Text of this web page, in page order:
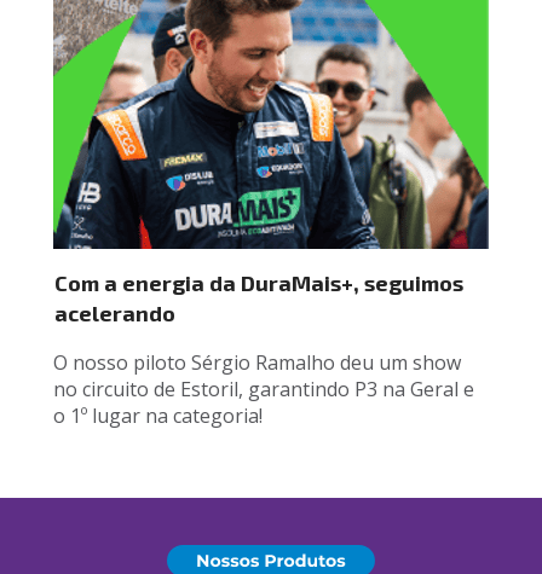
Com a energia da DuraMais+, seguimos
acelerando
O nosso piloto Sérgio Ramalho deu um show
no circuito de Estoril, garantindo P3 na Geral e
o 1º lugar na categoria!